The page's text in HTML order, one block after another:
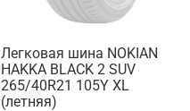
Легковая шина NOKIAN
HAKKA BLACK 2 SUV
265/40R21 105Y XL
(летняя)